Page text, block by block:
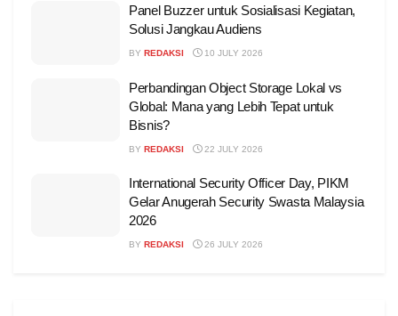
Panel Buzzer untuk Sosialisasi Kegiatan,
Solusi Jangkau Audiens
BY REDAKSI 10 JULY 2026
Perbandingan Object Storage Lokal vs
Global: Mana yang Lebih Tepat untuk
Bisnis?
BY REDAKSI 22 JULY 2026
International Security Officer Day, PIKM
Gelar Anugerah Security Swasta Malaysia
2026
BY REDAKSI 26 JULY 2026